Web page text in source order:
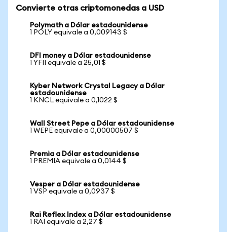
Convierte otras criptomonedas a USD
Polymath a Dólar estadounidense
1 POLY equivale a 0,009143 $
DFI money a Dólar estadounidense
1 YFII equivale a 25,01 $
Kyber Network Crystal Legacy a Dólar
estadounidense
1 KNCL equivale a 0,1022 $
Wall Street Pepe a Dólar estadounidense
1 WEPE equivale a 0,00000507 $
Premia a Dólar estadounidense
1 PREMIA equivale a 0,0144 $
Vesper a Dólar estadounidense
1 VSP equivale a 0,0937 $
Rai Reflex Index a Dólar estadounidense
1 RAI equivale a 2,27 $